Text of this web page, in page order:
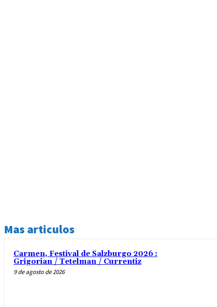
Mas articulos
Carmen, Festival de Salzburgo 2026 :
Grigorian / Tetelman / Currentiz
9 de agosto de 2026